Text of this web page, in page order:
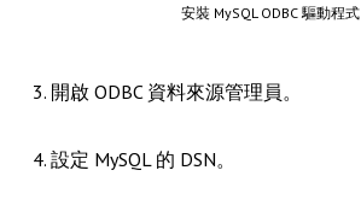
安裝 MySQL ODBC 驅動程式
3. 開啟 ODBC 資料來源管理員。
4. 設定 MySQL 的 DSN。